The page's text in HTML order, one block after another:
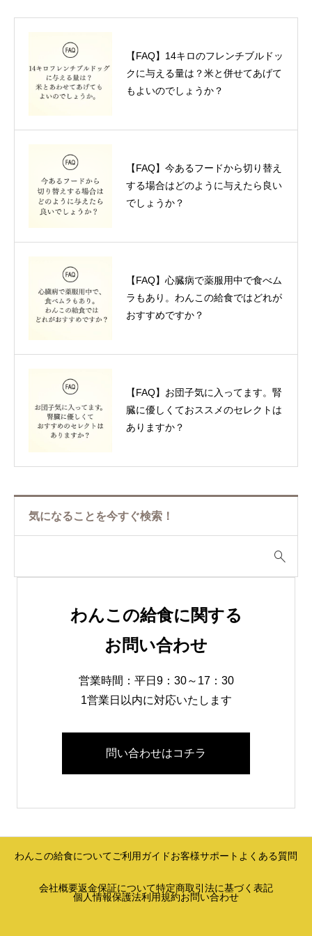
【FAQ】14キロのフレンチブルドッ
クに与える量は？米と併せてあげて
もよいのでしょうか？
【FAQ】今あるフードから切り替え
する場合はどのように与えたら良い
でしょうか？
【FAQ】心臓病で薬服用中で食べム
ラもあり。わんこの給食ではどれが
おすすめですか？
【FAQ】お団子気に入ってます。腎
臓に優しくておススメのセレクトは
ありますか？
気になることを今すぐ検索！
わんこの給食に関する
お問い合わせ
営業時間：平日9：30～17：30
1営業日以内に対応いたします
問い合わせはコチラ
わんこの給食についてご利用ガイドお客様サポート よくある質問
会社概要返金保証について特定商取引法に基づく表記
個人情報保護法利用規約お問い合わせ